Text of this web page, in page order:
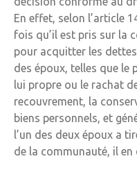
En effet, selon l’article
fois qu’il est pris sur la
pour acquitter les
des époux, telles que le
lui propre ou le rachat
recouvrement, la
biens personnels, et
l’un des deux époux a
de la communauté, il en